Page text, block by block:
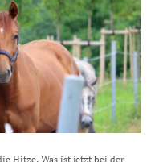
Hitze. Was ist jetzt bei der